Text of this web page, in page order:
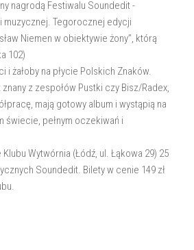
nagrodą Festiwalu Soundedit -
muzycznej. Tegorocznej edycji
Niemen w obiektywie żony”, którą
102)
żałoby na płycie Polskich Znaków.
z zespołów Pustki czy Bisz/Radex,
mają gotowy album i wystąpią na
świecie, pełnym oczekiwań i
Wytwórnia (Łódź, ul. Łąkowa 29) 25
Soundedit. Bilety w cenie 149 zł